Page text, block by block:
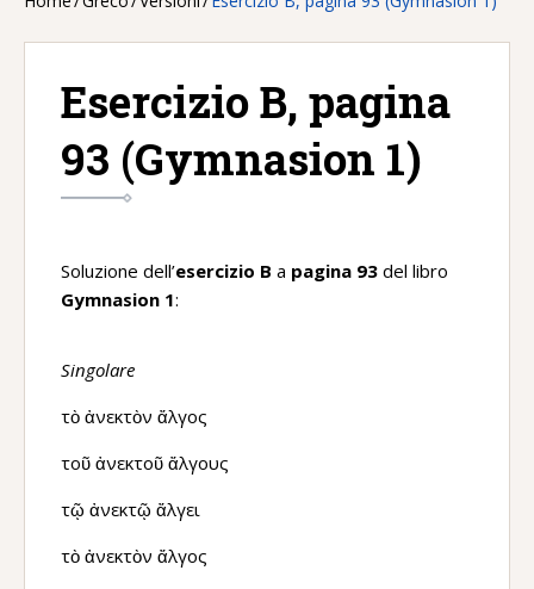
Esercizio B, pagina
93 (Gymnasion 1)
Soluzione dell’esercizio B a pagina 93 del libro
Gymnasion 1:
Singolare
τὸ ἀνεκτὸν ἄλγος
τοῦ ἀνεκτοῦ ἄλγους
τῷ ἀνεκτῷ ἄλγει
τὸ ἀνεκτὸν ἄλγος